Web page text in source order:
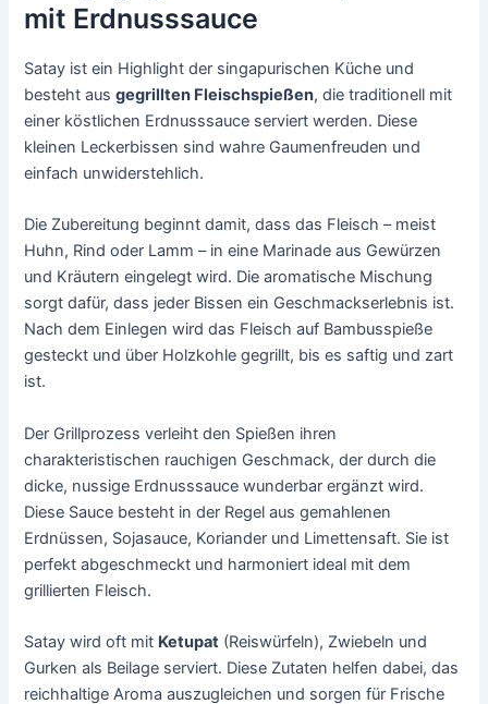
mit Erdnusssauce
Satay ist ein Highlight der singapurischen Küche und
besteht ausgegrillten Fleischspießen, die traditionell mit
einer köstlichen Erdnusssauce serviert werden. Diese
kleinen Leckerbissen sind wahre Gaumenfreuden und
einfach unwiderstehlich.
Die Zubereitung beginnt damit, dass das Fleisch – meist
Huhn, Rind oder Lamm – in eine Marinade aus Gewürzen
und Kräutern eingelegt wird. Die aromatische Mischung
sorgt dafür, dass jeder Bissen ein Geschmackserlebnis ist.
Nach dem Einlegen wird das Fleisch auf Bambusspieße
gesteckt und über Holzkohle gegrillt, bis es saftig und zart
ist.
Der Grillprozess verleiht den Spießen ihren
charakteristischen rauchigen Geschmack, der durch die
dicke, nussige Erdnusssauce wunderbar ergänzt wird.
Diese Sauce besteht in der Regel aus gemahlenen
Erdnüssen, Sojasauce, Koriander und Limettensaft. Sie ist
perfekt abgeschmeckt und harmoniert ideal mit dem
grillierten Fleisch.
Satay wird oft mit Ketupat (Reiswürfeln), Zwiebeln und
Gurken als Beilage serviert. Diese Zutaten helfen dabei, das
reichhaltige Aroma auszugleichen und sorgen für Frische